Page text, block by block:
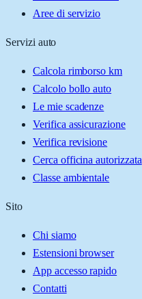
Aree di servizio
Servizi auto
Calcola rimborso km
Calcolo bollo auto
Le mie scadenze
Verifica assicurazione
Verifica revisione
Cerca officina autorizzata
Classe ambientale
Sito
Chi siamo
Estensioni browser
App accesso rapido
Contatti